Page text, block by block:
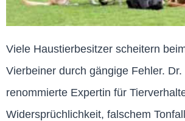
Viele Haustierbesitzer scheitern
Vierbeiner durch gängige Fehler.
renommierte Expertin für
Widersprüchlichkeit, falschem